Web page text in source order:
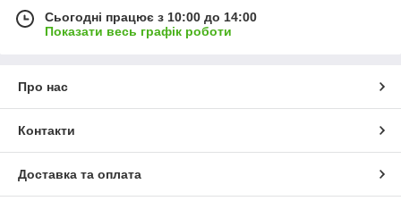
Сьогодні працює з 10:00 до 14:00
Показати весь графік роботи
Про нас
Контакти
Доставка та оплата